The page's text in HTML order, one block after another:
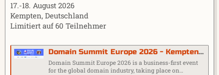
17.-18. August 2026
Kempten, Deutschland
Limitiert auf 60 Teilnehmer
Domain Summit Europe 2026 - Kempten, Germany
Domain Summit Europe 2026 is a business-first event
for the global domain industry, taking place on…